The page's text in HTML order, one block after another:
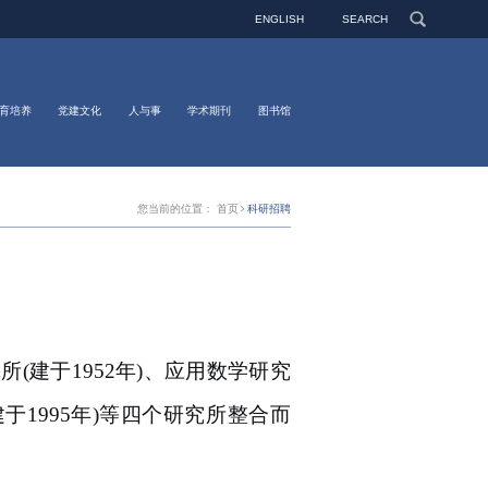
ENGLISH SEARCH
培养 党建文化 人与事 学术期刊 图书馆
您当前的位置： 首页 科研招聘
(建于1952年)、应用数学研究
于1995年)等四个研究所整合而